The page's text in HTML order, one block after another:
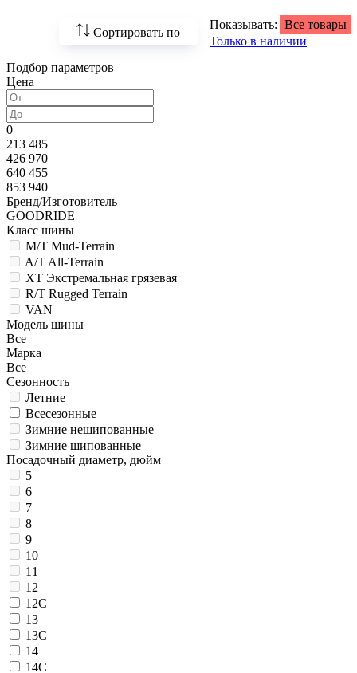
Сортировать по
По возрастанию
По популярности
Показывать: Все товары
Только в наличии
Подбор параметров
Цена
0
213 485
426 970
640 455
853 940
Бренд/Изготовитель
GOODRIDE
Класс шины
M/T Mud-Terrain
A/T All-Terrain
XT Экстремальная грязевая
R/T Rugged Terrain
VAN
Модель шины
Все
Марка
Все
Сезонность
Летние
Всесезонные
Зимние нешипованные
Зимние шипованные
Посадочный диаметр, дюйм
5
6
7
8
9
10
11
12
12C
13
13C
14
14C